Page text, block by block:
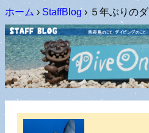
ホーム › StaffBlog › ５年ぶりの